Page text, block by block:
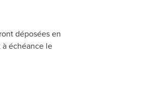
déposées en
échéance le